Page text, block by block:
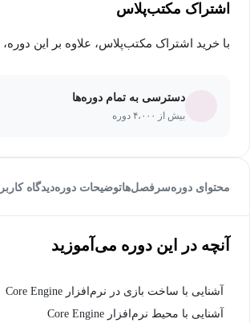
اشتراک مکتب‌پلاس
با خرید اشتراک مکتب‌پلاس، علاوه بر این دوره، به بیش از ۴،۰۰۰ دوره دیگر
دسترسی به تمام دوره‌ها
بیش از ۴،۰۰۰ دوره
محتوای دورهسرفصل‌هاتوضیحات دورهدیدگاه
آنچه در این دوره می‌آموزید
آشنایی با ساخت بازی در نرم‌افزار Core Engine
آشنایی با محیط نرم‌افزار Core Engine